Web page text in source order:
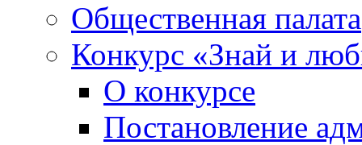
Общественная палата
Конкурс «Знай и
О конкурсе
Постановление